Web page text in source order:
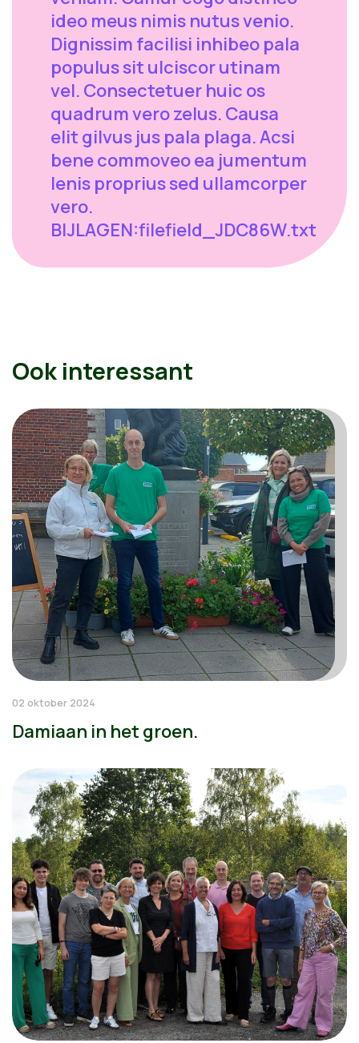
ideo meus nimis nutus venio.
Dignissim facilisi inhibeo pala
populus sit ulciscor utinam
vel. Consectetuer huic os
quadrum vero zelus. Causa
elit gilvus jus pala plaga. Acsi
bene commoveo ea jumentum
lenis proprius sed ullamcorper
vero.
BIJLAGEN:filefield_JDC86W.txt
Ook interessant
02 oktober 2024
Damiaan in het groen.